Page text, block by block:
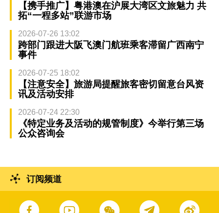
【携手推广】粤港澳在沪展大湾区文旅魅力 共
拓“一程多站”联游市场
2026-07-26 13:02
跨部门跟进大阪飞澳门航班乘客滞留广西南宁
事件
2026-07-25 18:02
【注意安全】旅游局提醒旅客密切留意台风资
讯及活动安排
2026-07-24 22:30
《特定业务及活动的规管制度》今举行第三场
公众咨询会
订阅频道